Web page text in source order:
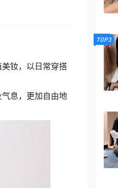
钕，以日常穿搭
息，更加自由地
TOP3